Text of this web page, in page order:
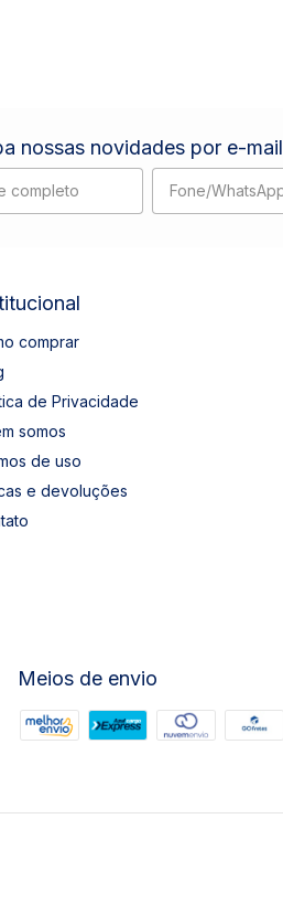
nossas novidades por e-mail
comprar
de Privacidade
somos
de uso
e devoluções
Meios de envio